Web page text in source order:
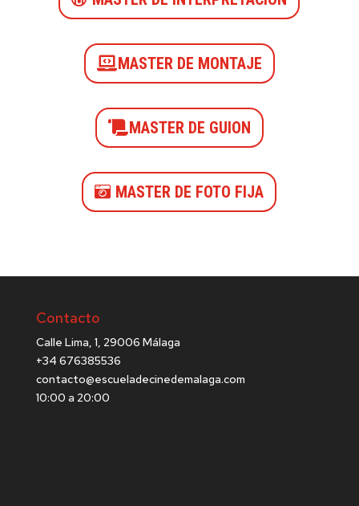
MASTER DE MONTAJE
MASTER DE GUION
MASTER DE FOTO FIJA
Contacto
Calle Lima, 1, 29006 Málaga
+34 676385536
contacto@escueladecinedemalaga.com
10:00 a 20:00